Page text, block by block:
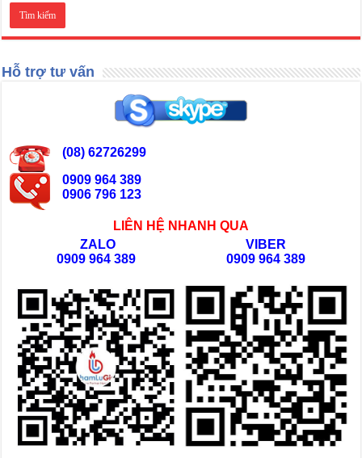
Hỗ trợ tư vấn
(08) 62726299
0909 964 389
0906 796 123
LIÊN HỆ NHANH QUA
ZALO
0909 964 389
VIBER
0909 964 389